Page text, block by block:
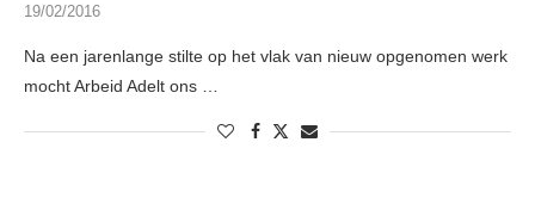
19/02/2016
Na een jarenlange stilte op het vlak van nieuw opgenomen werk
mocht Arbeid Adelt ons …